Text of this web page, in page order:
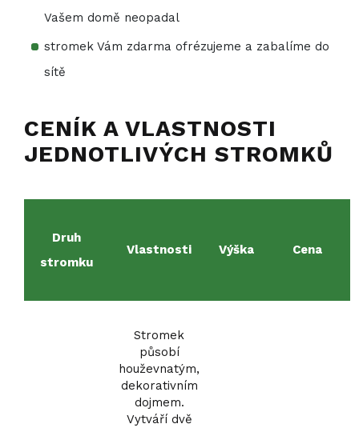
Vašem domě neopadal
stromek Vám zdarma ofrézujeme a zabalíme do
sítě
CENÍK A VLASTNOSTI
JEDNOTLIVÝCH STROMKŮ
Druh
stromku
Vlastnosti Výška Cena
Stromek
působí
houževnatým,
dekorativním
dojmem.
Vytváří dvě